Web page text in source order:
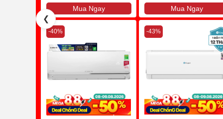
❮
Mua Ngay
-40%
Mua Ngay
-43%